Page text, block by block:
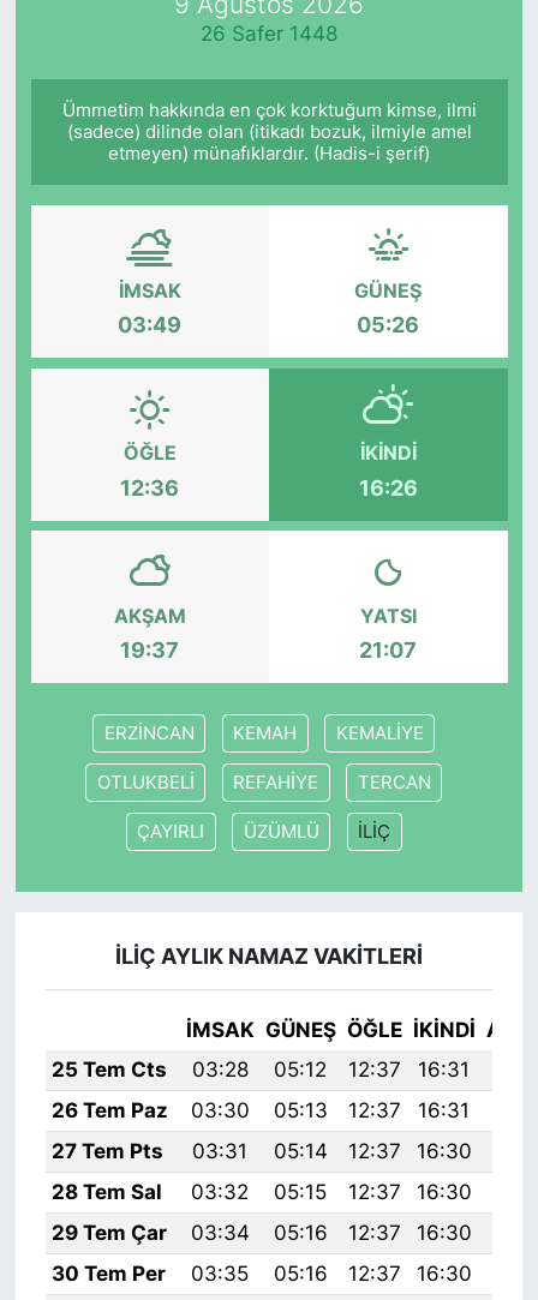
26 Safer 1448
Ümmetim hakkında en çok korktuğum kimse, ilmi
(sadece) dilinde olan (itikadı bozuk, ilmiyle amel
etmeyen) münafıklardır. (Hadis-i şerif)
İMSAK
03:49
GÜNEŞ
05:26
ÖĞLE
12:36
İKINDI
16:26
AKŞAM
19:37
YATSI
21:07
ERZİNCAN KEMAH KEMALİYE
OTLUKBELİ REFAHİYE TERCAN
ÇAYIRLI ÜZÜMLÜ İLİÇ
İLİÇ AYLIK NAMAZ VAKITLERI
İMSAK GÜNEŞ ÖĞLE İKINDI
25 Tem Cts
03:28 05:12 12:37 16:31
26 Tem Paz
03:30 05:13 12:37 16:31
27 Tem Pts
03:31 05:14 12:37 16:30
28 Tem Sal
03:32 05:15 12:37 16:30
29 Tem Çar
03:34 05:16 12:37 16:30
30 Tem Per
03:35 05:16 12:37 16:30